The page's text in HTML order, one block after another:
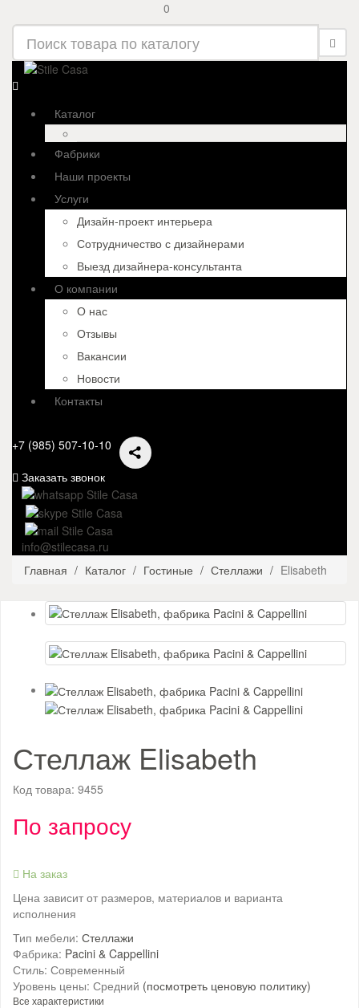
0
Каталог
Фабрики
Наши проекты
Услуги
Дизайн-проект интерьера
Сотрудничество с дизайнерами
Выезд дизайнера-консультанта
О компании
О нас
Отзывы
Вакансии
Новости
Контакты
+7 (985) 507-10-10
Заказать звонок
info@stilecasa.ru
Главная
Каталог Гостиные Стеллажи Elisabeth
Стеллаж Elisabeth
Код товара: 9455
По запросу
На заказ
Цена зависит от размеров, материалов и варианта
исполнения
Тип мебели: Стеллажи
Фабрика: Pacini & Cappellini
Стиль: Современный
Уровень цены: Средний (посмотреть ценовую политику)
Все характеристики